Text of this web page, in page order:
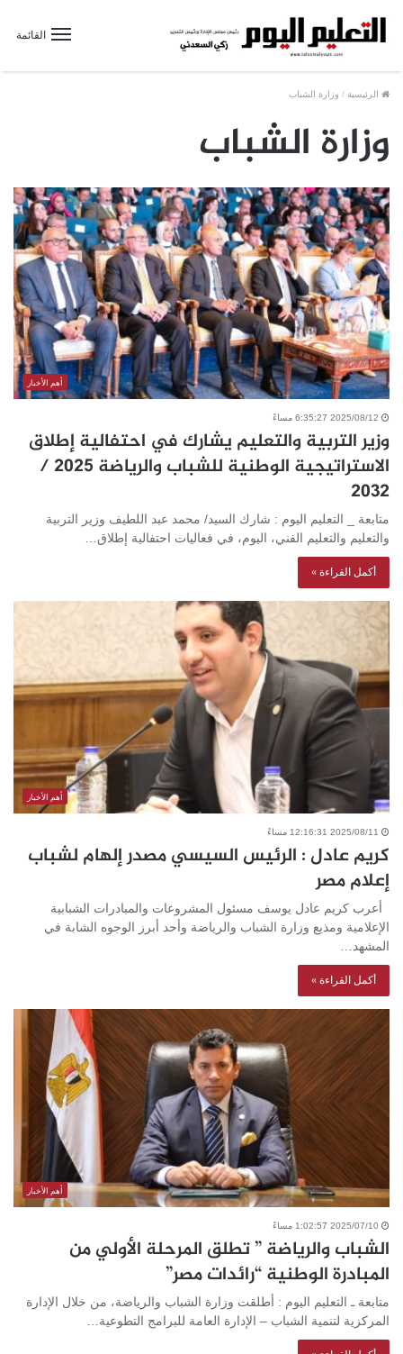
القائمة
الرئيسية / وزارة الشباب
وزارة الشباب
أهم الأخبار
2025/08/12 6:35:27 مساءً
وزير التربية والتعليم يشارك في احتفالية إطلاق
الاستراتيجية الوطنية للشباب والرياضة 2025 /
2032
متابعة _ التعليم اليوم : شارك السيد/ محمد عبد اللطيف وزير التربية
والتعليم والتعليم الفني، اليوم، في فعاليات احتفالية إطلاق…
أكمل القراءة »
أهم الأخبار
2025/08/11 12:16:31 مساءً
كريم عادل : الرئيس السيسي مصدر إلهام لشباب
إعلام مصر
أعرب كريم عادل يوسف مسئول المشروعات والمبادرات الشبابية
الإعلامية ومذيع وزارة الشباب والرياضة وأحد أبرز الوجوه الشابة في
المشهد…
أكمل القراءة »
أهم الأخبار
2025/07/10 1:02:57 مساءً
الشباب والرياضة ” تطلق المرحلة الأولي من
المبادرة الوطنية “رائدات مصر”
متابعة ـ التعليم اليوم : أطلقت وزارة الشباب والرياضة، من خلال الإدارة
المركزية لتنمية الشباب – الإدارة العامة للبرامج التطوعية…